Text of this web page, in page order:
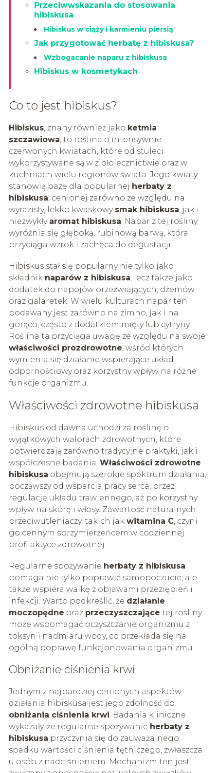
Przeciwwskazania do stosowania
hibiskusa
Hibiskus w ciąży i karmieniu piersią
Jak przygotować herbatę z hibiskusa?
Wzbogacanie naparu z hibiskusa
Hibiskus w kosmetykach
Co to jest hibiskus?
Hibiskus, znany również jako ketmia
szczawiowa, to roślina o intensywnie
czerwonych kwiatach, które od stuleci
wykorzystywane są w ziołolecznictwie oraz w
kuchniach wielu regionów świata. Jego kwiaty
stanowią bazę dla popularnej herbaty z
hibiskusa, cenionej zarówno ze względu na
wyrazisty, lekko kwaskowy smak hibiskusa, jak i
niezwykły aromat hibiskusa. Napar z tej rośliny
wyróżnia się głęboką, rubinową barwą, która
przyciąga wzrok i zachęca do degustacji.
Hibiskus stał się popularny nie tylko jako
składnik naparów z hibiskusa, lecz także jako
dodatek do napojów orzeźwiających, dżemów
oraz galaretek. W wielu kulturach napar ten
podawany jest zarówno na zimno, jak i na
gorąco, często z dodatkiem mięty lub cytryny.
Roślina ta przyciąga uwagę ze względu na swoje
właściwości prozdrowotne, wśród których
wymienia się działanie wspierające układ
odpornościowy oraz korzystny wpływ na różne
funkcje organizmu.
Właściwości zdrowotne hibiskusa
Hibiskus od dawna uchodzi za roślinę o
wyjątkowych walorach zdrowotnych, które
potwierdzają zarówno tradycyjne praktyki, jak i
współczesne badania. Właściwości zdrowotne
hibiskusa obejmują szerokie spektrum działania,
począwszy od wsparcia pracy serca, przez
regulację układu trawiennego, aż po korzystny
wpływ na skórę i włosy. Zawartość naturalnych
przeciwutleniaczy, takich jak witamina C, czyni
go cennym sprzymierzeńcem w codziennej
profilaktyce zdrowotnej.
Regularne spożywanie herbaty z hibiskusa
pomaga nie tylko poprawić samopoczucie, ale
także wspiera walkę z objawami przeziębień i
infekcji. Warto podkreślić, że działanie
moczopędne oraz przeczyszczające tej rośliny
może wspomagać oczyszczanie organizmu z
toksyn i nadmiaru wody, co przekłada się na
ogólną poprawę funkcjonowania organizmu.
Obniżanie ciśnienia krwi
Jednym z najbardziej cenionych aspektów
działania hibiskusa jest jego zdolność do
obniżania ciśnienia krwi. Badania kliniczne
wykazały, że regularne spożywanie herbaty z
hibiskusa przyczynia się do zauważalnego
spadku wartości ciśnienia tętniczego, zwłaszcza
u osób z nadciśnieniem. Mechanizm ten jest